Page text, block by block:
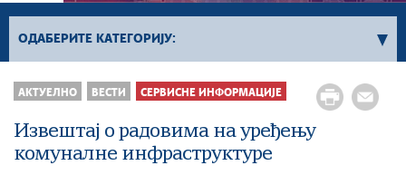
ОДАБЕРИТЕ КАТЕГОРИЈУ:
Све вести
Сервисне Информације
Генерално
АКТУЕЛНО ВЕСТИ СЕРВИСНЕ ИНФОРМАЦИЈЕ
Извештај о радовима на уређењу
комуналне инфраструктуре